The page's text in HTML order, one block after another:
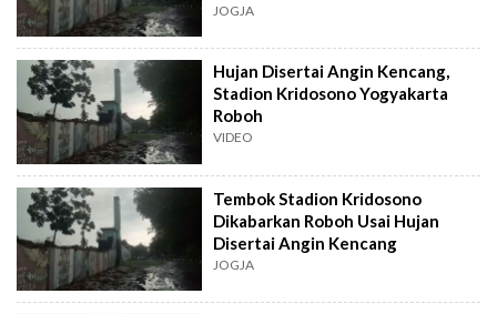
JOGJA
Hujan Disertai Angin Kencang,
Stadion Kridosono Yogyakarta
Roboh
VIDEO
Tembok Stadion Kridosono
Dikabarkan Roboh Usai Hujan
Disertai Angin Kencang
JOGJA